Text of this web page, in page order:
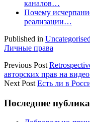
каналов…
Почему
реализации…
Published in Uncategorised
Личные права
Previous Post
авторских прав на
Next Post Есть ли в
Sidebar
Последние